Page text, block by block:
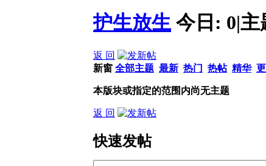
护生放生 今日: 0|主
返 回
新窗 全部主题 最新 热门 热帖 精华
本版块或指定的范围内尚无主题
返 回
快速发帖